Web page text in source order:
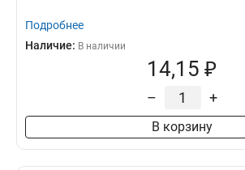
Подробнее
Наличие: В наличии
14,15 ₽
– +
В корзину